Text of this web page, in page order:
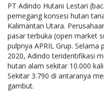
PT Adindo Hutani Lestari
pemegang konsesi hutan
Kalimantan Utara.
pasar terbuka (open market
pulpnya APRIL Grup. Selama
2020, Adindo teridentifikasi
hutan alam sekitar 10.000
Sekitar 3.790 di antaranya
gambut.